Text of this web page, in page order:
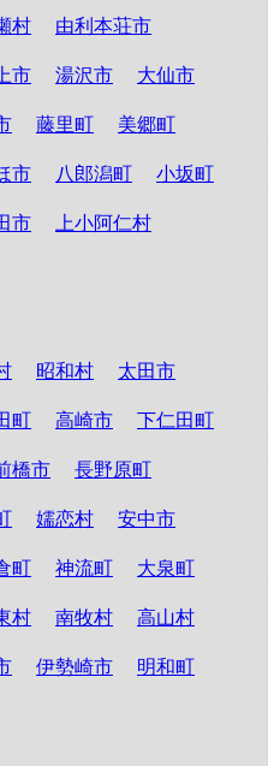
村 由利本荘市
市 湯沢市 大仙市
藤里町 美郷町
市 八郎潟町 小坂町
市 上小阿仁村
昭和村 太田市
町 高崎市 下仁田町
橋市 長野原町
嬬恋村 安中市
町 神流町 大泉町
村 南牧村 高山村
伊勢崎市 明和町